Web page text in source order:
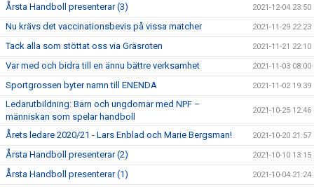
Årsta Handboll presenterar (3) 2021-12-04 23:50
Nu krävs det vaccinationsbevis på vissa matcher 2021-11-29 22:23
Tack alla som stöttat oss via Gräsroten 2021-11-21 22:10
Var med och bidra till en ännu bättre verksamhet 2021-11-03 08:00
Sportgrossen byter namn till ENENDA 2021-11-02 19:39
Ledarutbildning: Barn och ungdomar med NPF –
människan som spelar handboll
2021-10-25 12:46
Årets ledare 2020/21 - Lars Enblad och Marie Bergsman! 2021-10-20 21:57
Årsta Handboll presenterar (2) 2021-10-10 13:15
Årsta Handboll presenterar (1) 2021-10-04 21:24